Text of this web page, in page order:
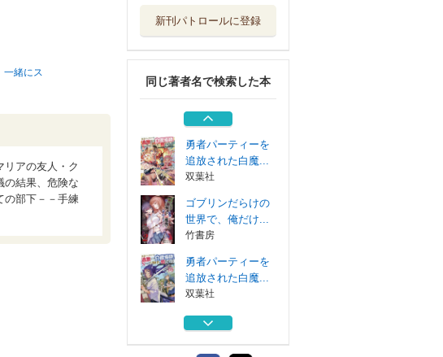
緒にス
リアの友人・ク
の結果、危険な
部下－－手練
新刊パトロールに登録
同じ著者名で検索した本
ゴブリンだらけの
竹書房
勇者パーティーを
追放された白魔...
双葉社
勇者パーティーを
追放された白魔...
双葉社
ゴブリンだらけの
世界で、俺だけ...
竹書房
勇者パーティーを
追放された白魔...
双葉社
ゴブリンだらけの
竹書房